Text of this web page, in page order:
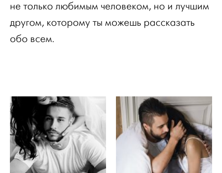
не только любимым человеком, но и лучшим
другом, которому ты можешь рассказать
обо всем.